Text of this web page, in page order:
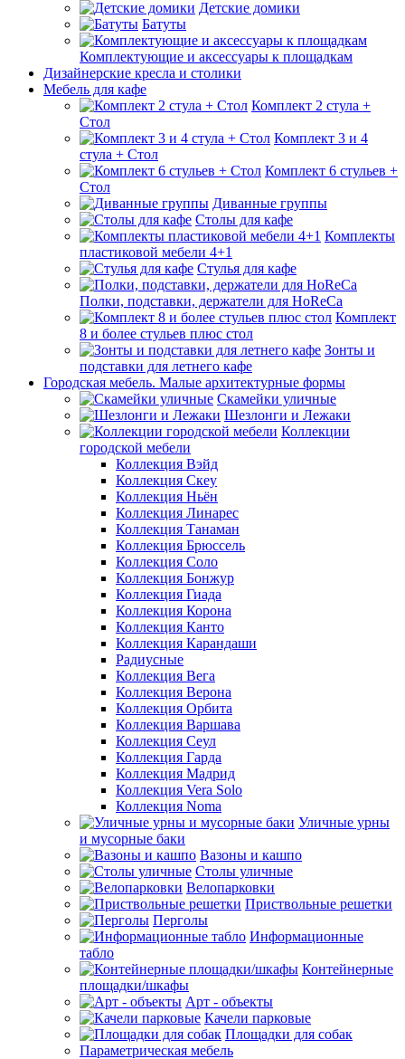
Детские домики
Батуты
Комплектующие и аксессуары к площадкам
Дизайнерские кресла и столики
Мебель для кафе
Комплект 2 стула +
Стол
Комплект 3 и 4
стула + Стол
Комплект 6 стульев +
Стол
Диванные группы
Столы для кафе
Комплекты
пластиковой мебели 4+1
Стулья для кафе
Полки, подставки, держатели для HoReCa
Комплект
8 и более стульев плюс стол
Зонты и
подставки для летнего кафе
Городская мебель. Малые архитектурные формы
Скамейки уличные
Шезлонги и Лежаки
Коллекции
городской мебели
Коллекция Вэйд
Коллекция Скеу
Коллекция Ньён
Коллекция Линарес
Коллекция Танаман
Коллекция Брюссель
Коллекция Соло
Коллекция Бонжур
Коллекция Гиада
Коллекция Корона
Коллекция Канто
Коллекция Карандаши
Радиусные
Коллекция Вега
Коллекция Верона
Коллекция Орбита
Коллекция Варшава
Коллекция Сеул
Коллекция Гарда
Коллекция Мадрид
Коллекция Vera Solo
Коллекция Noma
Уличные урны
и мусорные баки
Вазоны и кашпо
Столы уличные
Велопарковки
Приствольные решетки
Перголы
Информационные
табло
Контейнерные
площадки/шкафы
Арт - объекты
Качели парковые
Площадки для собак
Параметрическая мебель